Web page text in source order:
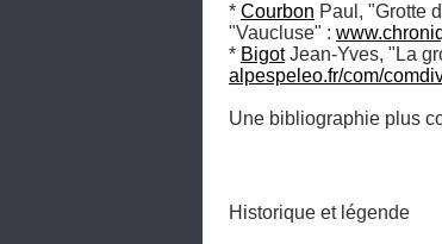
* Courbon Paul, "Grotte
"Vaucluse" :
* Bigot Jean-Yves, "La
alpespeleo.fr/com/
Une bibliographie plus
Historique et légende